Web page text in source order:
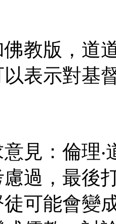
教版，道
表示對基
見：倫理‧
過，最後
可能會變